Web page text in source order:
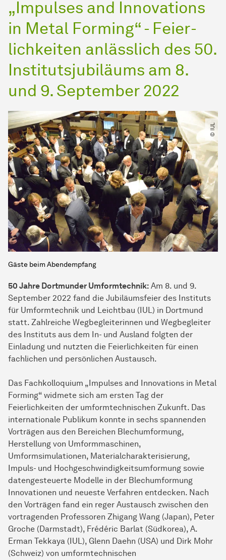
„Impulses and Innovations
in Metal Forming“ - Fei­er­
lich­kei­ten anlässlich des 50.
Institutsjubiläums am 8.
und 9. Sep­tem­ber 2022
50 Jahre Dortmunder Umformtechnik: Am 8. und 9.
September 2022 fand die Jubiläumsfeier des Instituts
für Umformtechnik und Leichtbau (IUL) in Dortmund
statt. Zahlreiche Wegbegleiterinnen und Wegbegleiter
des Instituts aus dem In- und Ausland folgten der
Einladung und nutzten die Feierlichkeiten für einen
fachlichen und persönlichen Austausch.
© IUL
Gäste beim Abendempfang
Das Fachkolloquium „Impulses and Innovations in Metal
Forming“ widmete sich am ersten Tag der
Feierlichkeiten der umformtechnischen Zukunft. Das
internationale Publikum konnte in sechs spannenden
Vorträgen aus den Bereichen Blechumformung,
Herstellung von Umformmaschinen,
Umformsimulationen, Materialcharakterisierung,
Impuls- und Hochgeschwindigkeitsumformung sowie
datengesteuerte Modelle in der Blechumformung
Innovationen und neueste Verfahren entdecken. Nach
den Vorträgen fand ein reger Austausch zwischen den
vortragenden Professoren Zhigang Wang (Japan), Peter
Groche (Darmstadt), Frédéric Barlat (Südkorea), A.
Erman Tekkaya (IUL), Glenn Daehn (USA) und Dirk Mohr
(Schweiz) von umformtechnischen